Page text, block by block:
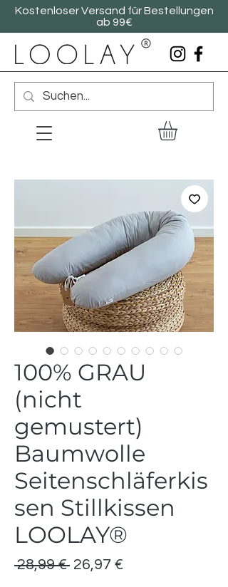
Kostenloser Versand für Bestellungen
ab 99€
100% GRAU
(nicht
gemustert)
Baumwolle
Seitenschläferkis
sen Stillkissen
LOOLAY®
28,99 € Standardpreis
26,97 €